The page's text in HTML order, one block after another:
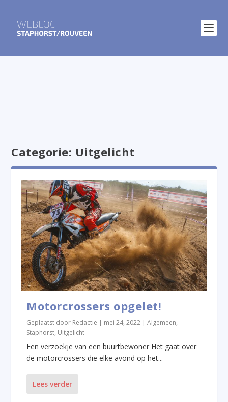
Categorie: Uitgelicht
Motorcrossers opgelet!
Geplaatst door Redactie | mei 24, 2022 |Algemeen,
Staphorst, Uitgelicht
Een verzoekje van een buurtbewoner Het gaat over
de motorcrossers die elke avond op het...
Lees verder